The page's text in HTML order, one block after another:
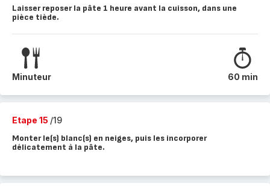
Laisser reposer la pâte 1 heure avant la cuisson, dans une
pièce tiède.
Minuteur 60 min
Etape 15 /19
Monter le(s) blanc(s) en neiges, puis les incorporer
délicatement à la pâte.